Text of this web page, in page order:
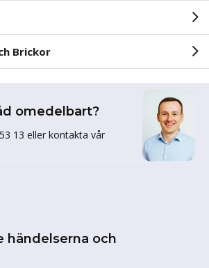
Brickor
omedelbart?
13 eller kontakta vår
händelserna och